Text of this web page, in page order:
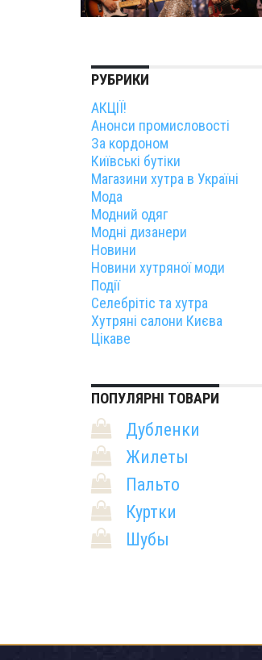
РУБРИКИ
АКЦІЇ!
Анонси промисловості
За кордоном
Київські бутіки
Магазини хутра в Україні
Мода
Модний одяг
Модні дизанери
Новини
Новини хутряної моди
Події
Селебрітіс та хутра
Хутряні салони Києва
Цікаве
ПОПУЛЯРНІ ТОВАРИ
Дубленки
Жилеты
Пальто
Куртки
Шубы